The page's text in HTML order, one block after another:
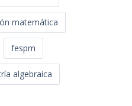
matemática
fespm
algebraica